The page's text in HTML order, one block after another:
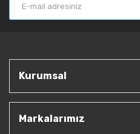
Kurumsal
Markalarımız